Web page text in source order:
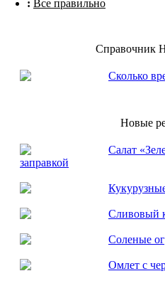
: Все правильно
Справочник
Сколько
Новые
Салат
заправкой
Сливовый
Соленые
Омлет с